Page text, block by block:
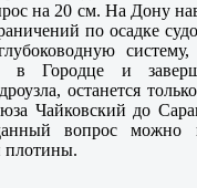
на 20 см. На Дону
по осадке
систему,
в Городце и
останется
Чайковский до
вопрос можно
плотины.